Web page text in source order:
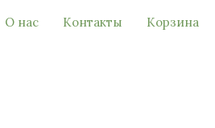
О нас Контакты Корзина